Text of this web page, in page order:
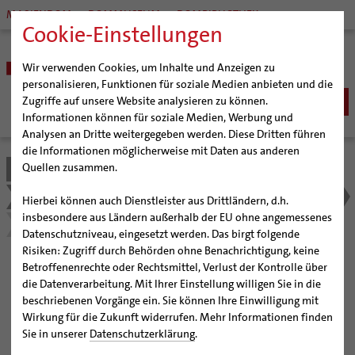
Cookie-Einstellungen
Wir verwenden Cookies, um Inhalte und Anzeigen zu
personalisieren, Funktionen für soziale Medien anbieten und die
Zugriffe auf unsere Website analysieren zu können.
Informationen können für soziale Medien, Werbung und
Analysen an Dritte weitergegeben werden. Diese Dritten führen
die Informationen möglicherweise mit Daten aus anderen
Quellen zusammen.
Hierbei können auch Dienstleister aus Drittländern, d.h.
insbesondere aus Ländern außerhalb der EU ohne angemessenes
Datenschutzniveau, eingesetzt werden. Das birgt folgende
Risiken: Zugriff durch Behörden ohne Benachrichtigung, keine
Betroffenenrechte oder Rechtsmittel, Verlust der Kontrolle über
die Datenverarbeitung. Mit Ihrer Einstellung willigen Sie in die
beschriebenen Vorgänge ein. Sie können Ihre Einwilligung mit
Wirkung für die Zukunft widerrufen. Mehr Informationen finden
Sie in unserer Datenschutzerklärung.
MARIENDOM DOMMUSEUM DOMBIBLIOTHEK
BISTUM
Bischöfe
Weihbischof Dr. Martin Marahrens
Bischof em. Norbert Trelle
Weihbischof em. Bongartz
Weihbischof em. Schwerdtfeger
Weihbischof em. Koitz
Bischof em. Dr. Wüstenberg
Generalvikariat
Gremien
Diözesangericht
Gemeindegremien
Pfarrgemeinden
Hildesheimer Dom
Virtueller Rundgang durch den Dom
Tausendjähriger Rosenstock
Die Hildesheimer Dommusik
Wallfahrten | Pilgern
Termine Wallfahrten und Pilgern
Jakobswege im Bistum Hildesheim
Veranstaltungen
Strategieprozess
Jugend
SEELSORGE
Katholisch werden
Wiedereintritt
Erwachsenenkatechumenat
Glaube leben
Glaubensveranstaltungen
Taufe
Fragen zur Taufe
Erwachsenentaufe
Taufsymbole
Erstkommunion
Firmung
Hochzeit
Katholisch heiraten
Lebensende
BERATUNG & HILFE
Ehe-, Familien-, und Lebensberatung (EFL)
Schwangerenberatung
Beratungsstellen
Prävention und Hilfe bei sexualisierter Gewalt
Schuldnerberatung
Beratungsstellen
Caritas
Bischöfliche Stiftung Gemeinsam für das Leben
BILDUNG & KULTUR
Schulen | Hochschulen
Katholische Schulen im Bistum
Veranstaltungen
Schulpastoral
Dommuseum
Dombibliothek
Bistumsarchiv
KIRCHE & GESELLSCHAFT
Ökumene
Interreligiöser Dialog
Weltkirche
SERVICE
Angebote
Abenteuer Glaube
Bistum Hildesheim
Liturgie und Kirchenmusik
Kurse, Konzerte und Veranstaltungen
Details
Chorleitungsseminar
Damit aus vielen Stimmen ein Gesang entsteht